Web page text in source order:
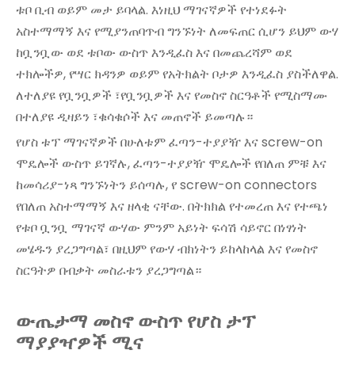
ቱቦ ቢብ ወይም መታ ይባላል. እነዚህ ማገናኛዎች የተነደፉት
አስተማማኝ እና የሚያንጠባጥብ ግንኙነት ለመፍጠር ሲሆን ይህም ውሃ
ከቧንቧው ወደ ቱቦው ውስጥ እንዲፈስ እና በመጨረሻም ወደ
ተክሎችዎ, የሣር ክዳንዎ ወይም የአትክልት ቦታዎ እንዲፈስ ያስችለዋል.
ለተለያዩ የቧንቧዎች ፣የቧንቧዎች እና የመስኖ ስርዓቶች የሚስማሙ
በተለያዩ ዲዛይን ፣ቁሳቁሶች እና መጠኖች ይመጣሉ።
የሆስ ቱፕ ማገናኛዎች በሁለቱም ፈጣን-ተያያዥ እና screw-on
ሞዴሎች ውስጥ ይገኛሉ, ፈጣን-ተያያዥ ሞዴሎች የበለጠ ምቹ እና
ከመሳሪያ-ነጻ ግንኙነትን ይሰጣሉ, የ screw-on connectors
የበለጠ አስተማማኝ እና ዘላቂ ናቸው. በትክክል የተመረጠ እና የተጫነ
የቱቦ ቧንቧ ማገናኛ ውሃው ምንም አይነት ፍሳሽ ሳይኖር በነፃነት
መሄዱን ያረጋግጣል፣ በዚህም የውሃ ብክነትን ይከላከላል እና የመስኖ
ስርዓትዎ በብቃት መስራቱን ያረጋግጣል።
ውጤታማ መስኖ ውስጥ የሆስ ታፕ
ማያያዣዎች ሚና